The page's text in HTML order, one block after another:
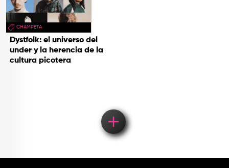
CHAMPETA
Dystfolk: el universo del
under y la herencia de la
cultura picotera